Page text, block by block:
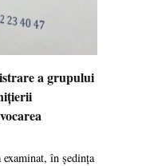
a grupului
în ședința